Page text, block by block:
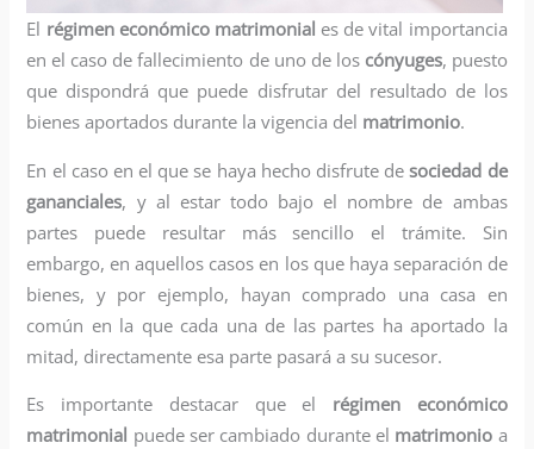
El régimen económico matrimonial es de vital importancia
en el caso de fallecimiento de uno de los cónyuges, puesto
que dispondrá que puede disfrutar del resultado de los
bienes aportados durante la vigencia del matrimonio.
En el caso en el que se haya hecho disfrute desociedad de
gananciales, y al estar todo bajo el nombre de ambas
partes puede resultar más sencillo el trámite. Sin
embargo, en aquellos casos en los que haya separación de
bienes, y por ejemplo, hayan comprado una casa en
común en la que cada una de las partes ha aportado la
mitad, directamente esa parte pasará a su sucesor.
Es importante destacar que el régimen económico
matrimonial puede ser cambiado durante el matrimonio a